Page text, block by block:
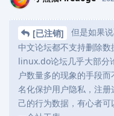
[已注销]
但是如果
中文论坛都不支持删除
linux.do论坛几乎大部分
户数量多的现象的手段
名化保护用户隐私，注
己的行为数据，有心者